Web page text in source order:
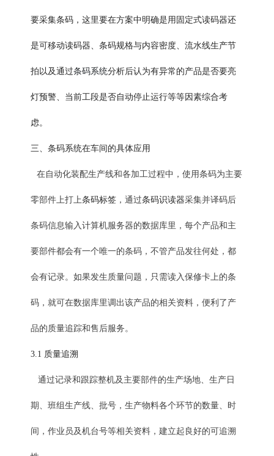
要采集条码，这里要在方案中明确是用固定式读码器还
是可移动读码器、条码规格与内容密度、流水线生产节
拍以及通过条码系统分析后认为有异常的产品是否要亮
灯预警、当前工段是否自动停止运行等等因素综合考
虑。
三、条码系统在车间的具体应用
在自动化装配生产线和各加工过程中，使用条码为主要
零部件上打上条码标签 ，通过条码识读器采集并译码后
条码信息输入计算机服务器的数据库里，每个产品和主
要部件都会有一个唯一的条码，不管产品发往何处，都
会有记录。如果发生质量问题，只需读入保修卡上的条
码，就可在数据库里调出该产品的相关资料，便利了产
品的质量追踪和售后服务。
3.1 质量追溯
通过记录和跟踪整机及主要部件的生产场地、生产日
期、班组生产线、批号，生产物料各个环节的数量、时
间，作业员及机台号等相关资料，建立起良好的可追溯